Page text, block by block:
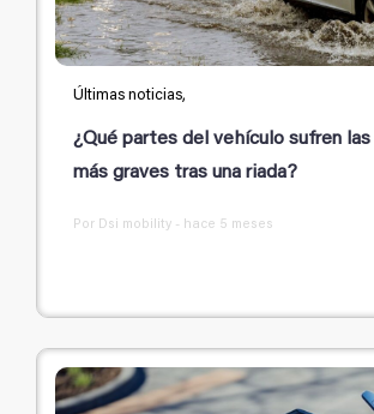
Últimas noticias,
¿Qué partes del vehículo sufren las
más graves tras una riada?
Por Dsi mobility - hace 5 meses